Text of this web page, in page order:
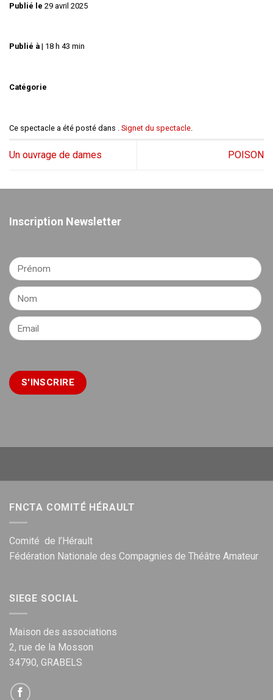
Publié le 29 avril 2025
Publié à | 18 h 43 min
Catégorie
Ce spectacle a été posté dans . Signet du spectacle
Un ouvrage de dames POISON
Inscription Newsletter
FNCTA COMITÉ HÉRAULT
Comité de l’Hérault
Fédération Nationale des Compagnies de Théâtre Amateur
SIEGE SOCIAL
Maison des associations
2, rue de la Mosson
34790, GRABELS